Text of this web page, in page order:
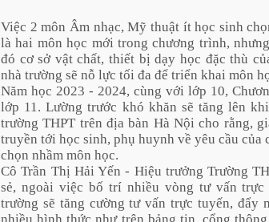
Việc 2 môn Âm nhạc, Mỹ thuật ít học sinh
là hai môn học mới trong chương trình,
đó cơ sở vật chất, thiết bị dạy học đặc thù
nhà trường sẽ nỗ lực tối đa để triển khai môn
Năm học 2023 - 2024, cùng với lớp 10,
lớp 11. Lường trước khó khăn sẽ tăng lên
trường THPT trên địa bàn Hà Nội cho rằng,
truyền tới học sinh, phụ huynh về yêu cầu
chọn nhầm môn học.
Cô Trần Thị Hải Yến - Hiệu trưởng Trường
sẻ, ngoài việc bố trí nhiều vòng tư vấn
trường sẽ tăng cường tư vấn trực tuyến, đẩy
nhiều hình thức như trên bảng tin, cổng